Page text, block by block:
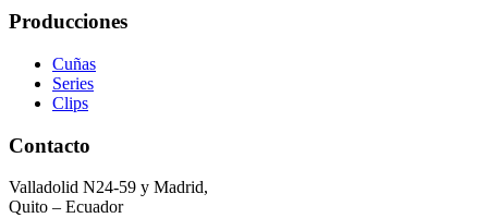
Producciones
Cuñas
Series
Clips
Contacto
Valladolid N24-59 y Madrid,
Quito – Ecuador